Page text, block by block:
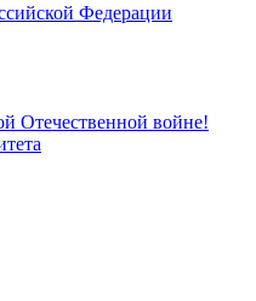
Федерации
Отечественной войне!